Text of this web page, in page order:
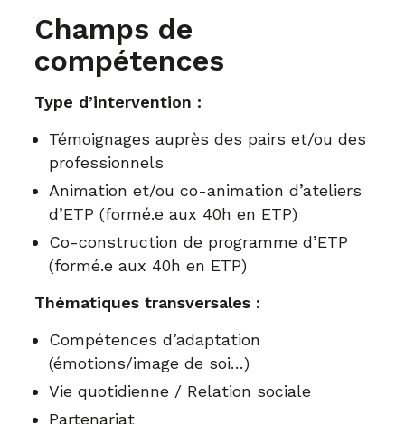
Champs de
compétences
Type d’intervention :
Témoignages auprès des pairs et/ou des
professionnels
Animation et/ou co-animation d’ateliers
d’ETP (formé.e aux 40h en ETP)
Co-construction de programme d’ETP
(formé.e aux 40h en ETP)
Thématiques transversales :
Compétences d’adaptation
(émotions/image de soi…)
Vie quotidienne / Relation sociale
Partenariat